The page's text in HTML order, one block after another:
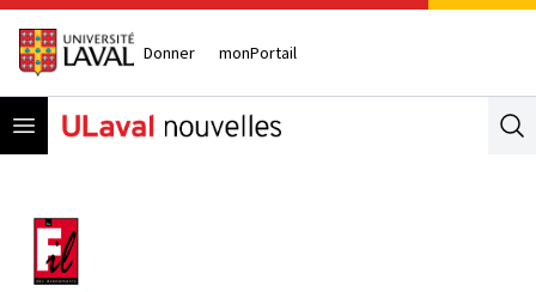
Donner monPortail
Open menu